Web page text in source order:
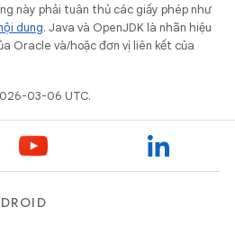
này phải tuân thủ các giấy phép như
dung. Java và OpenJDK là nhãn hiệu
Oracle và/hoặc đơn vị liên kết của
03-06 UTC.